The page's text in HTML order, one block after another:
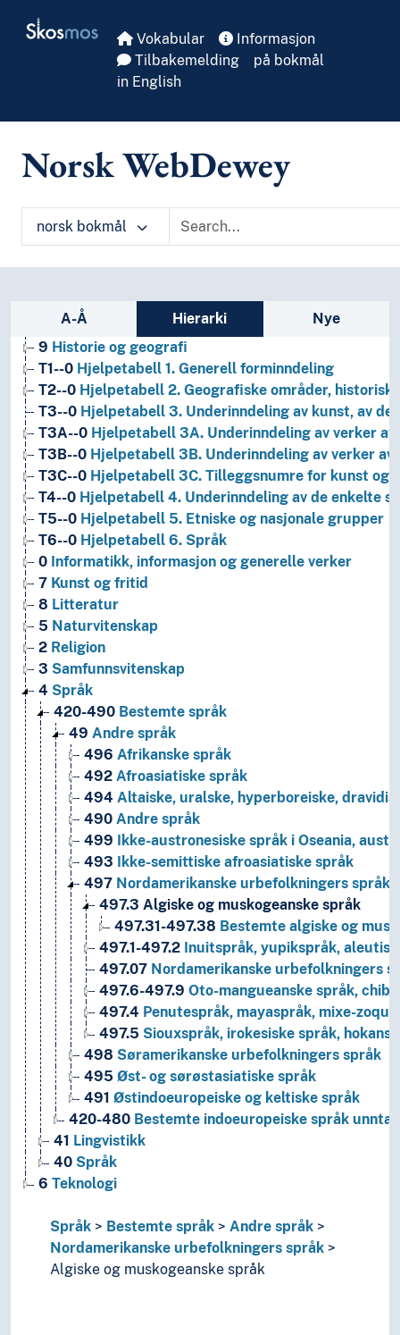
Skosmos Vokabular
Informasjon
Tilbakemelding
på bokmål
in English
Norsk WebDewey
norsk bokmål
Sidefelt: navigér i vokabularet
A-Å Hierarki Nye
Filosofi og psykologi
9 Historie og geografi
T1--0 Hjelpetabell 1. Generell forminndeling
T2--0 Hjelpetabell 2. Geografiske områder,
T3--0 Hjelpetabell 3. Underinndeling av kunst, av
T3A--0 Hjelpetabell 3A. Underinndeling av verker
T3B--0 Hjelpetabell 3B. Underinndeling av verker
T3C--0 Hjelpetabell 3C. Tilleggsnumre for kunst og
T4--0 Hjelpetabell 4. Underinndeling av de enkelte
T5--0 Hjelpetabell 5. Etniske og nasjonale grupper
T6--0 Hjelpetabell 6. Språk
0 Informatikk, informasjon og generelle verker
7 Kunst og fritid
8 Litteratur
5 Naturvitenskap
2 Religion
3 Samfunnsvitenskap
4 Språk
420-490 Bestemte språk
49 Andre språk
496 Afrikanske språk
492 Afroasiatiske språk
494 Altaiske, uralske, hyperboreiske,
490 Andre språk
499 Ikke-austronesiske språk i Oseania,
493 Ikke-semittiske afroasiatiske språk
497 Nordamerikanske urbefolkningers språk
497.3 Algiske og muskogeanske språk
497.31-497.38 Bestemte algiske og
497.1-497.2 Inuitspråk, yupikspråk,
497.07 Nordamerikanske urbefolkningers
497.6-497.9 Oto-mangueanske språk,
497.4 Penutespråk, mayaspråk, mixe-
497.5 Siouxspråk, irokesiske språk,
498 Søramerikanske urbefolkningers språk
495 Øst- og sørøstasiatiske språk
491 Østindoeuropeiske og keltiske språk
420-480 Bestemte indoeuropeiske språk
41 Lingvistikk
40 Språk
6 Teknologi
Språk Bestemte språk
Andre språk
Nordamerikanske urbefolkningers språk
Algiske og muskogeanske språk